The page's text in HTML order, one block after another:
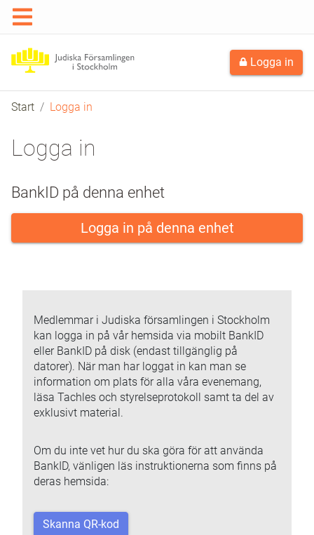
Logga in
Start Logga in
Logga in
BankID på denna enhet
Logga in på denna enhet
Medlemmar i Judiska församlingen i Stockholm
kan logga in på vår hemsida via mobilt BankID
eller BankID på disk (endast tillgänglig på
datorer). När man har loggat in kan man se
information om plats för alla våra evenemang,
läsa Tachles och styrelseprotokoll samt ta del av
exklusivt material.
Om du inte vet hur du ska göra för att använda
BankID, vänligen läs instruktionerna som finns på
deras hemsida:
Skanna QR-kod